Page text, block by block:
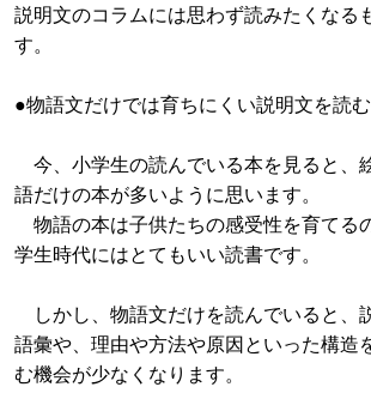
説明文のコラムには思わず読みたくなる
す。
●物語文だけでは育ちにくい説明文を読
今、小学生の読んでいる本を見ると、
語だけの本が多いように思います。
物語の本は子供たちの感受性を育てる
学生時代にはとてもいい読書です。
しかし、物語文だけを読んでいると、
語彙や、理由や方法や原因といった構造
む機会が少なくなります。